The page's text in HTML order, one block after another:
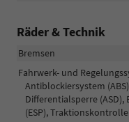
Räder & Technik
Bremsen
Fahrwerk- und
Antiblockiersystem
Differentialsperre
(ESP),